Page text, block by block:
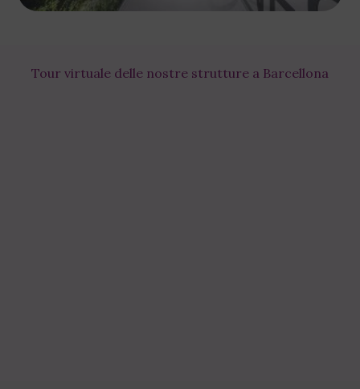
Tour virtuale delle nostre strutture a Barcellona